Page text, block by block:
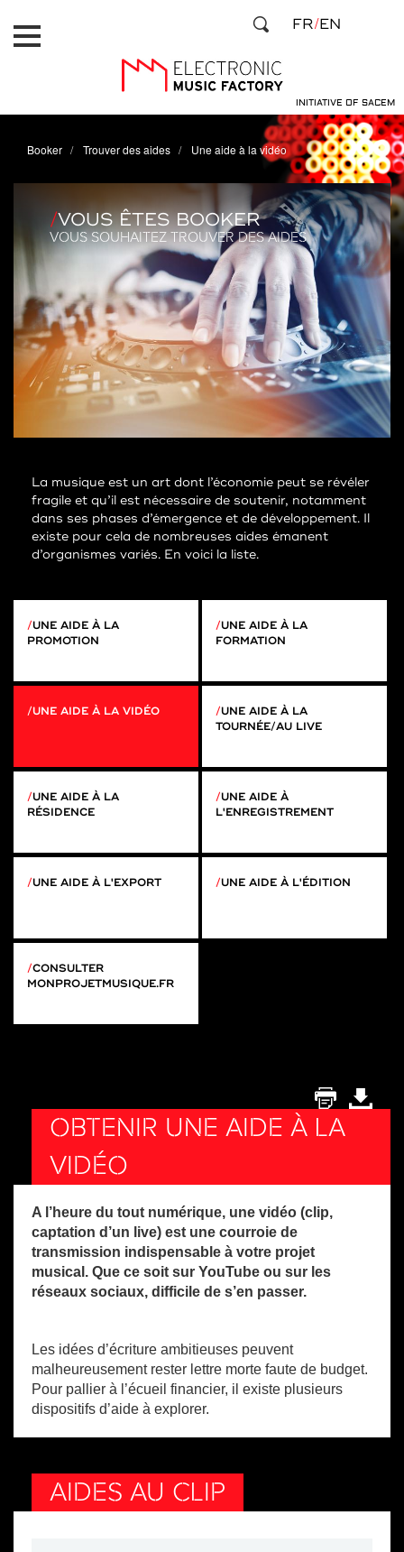
au
contenu
INITIATIVE OF SACEM
FR EN
Booker Trouver des aides Une aide à la vidéo
VOUS ÊTES BOOKER
VOUS SOUHAITEZ TROUVER DES AIDES
La musique est un art dont l’économie peut se révéler
fragile et qu’il est nécessaire de soutenir, notamment
dans ses phases d’émergence et de développement. Il
existe pour cela de nombreuses aides émanent
d’organismes variés. En voici la liste.
UNE AIDE À LA
PROMOTION
UNE AIDE À LA
FORMATION
UNE AIDE À LA VIDÉO
UNE AIDE À LA
TOURNÉE/AU LIVE
UNE AIDE À LA
RÉSIDENCE
UNE AIDE À
L'ENREGISTREMENT
UNE AIDE À L'EXPORT UNE AIDE À L'ÉDITION
CONSULTER
MONPROJETMUSIQUE.FR
OBTENIR UNE AIDE À LA
VIDÉO
A l’heure du tout numérique, une vidéo (clip,
captation d’un live) est une courroie de
transmission indispensable à votre projet
musical. Que ce soit sur YouTube ou sur les
réseaux sociaux, difficile de s’en passer.
Les idées d’écriture ambitieuses peuvent
malheureusement rester lettre morte faute de budget.
Pour pallier à l’écueil financier, il existe plusieurs
dispositifs d’aide à explorer.
AIDES AU CLIP